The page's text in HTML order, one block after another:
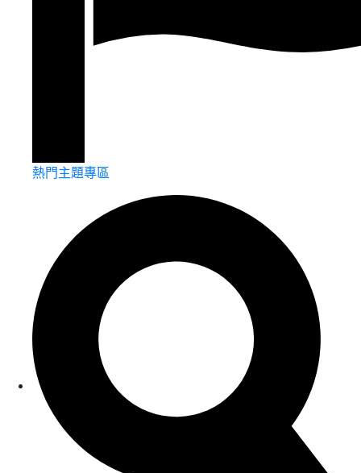
熱門主題專區